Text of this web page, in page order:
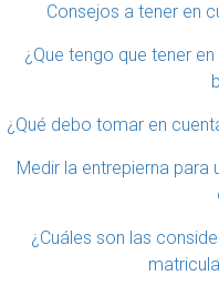
Consejos a tener en
¿Que tengo que tener
¿Qué debo tomar en
Medir la entrepierna para
¿Cuáles son las